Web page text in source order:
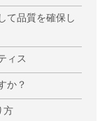
て品質を確保し
ィス
か？
方